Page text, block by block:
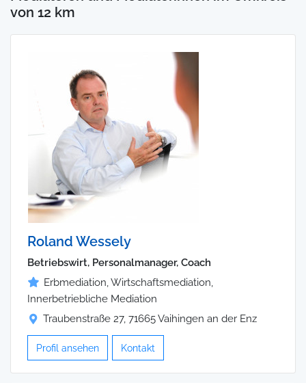
von 12 km
Roland Wessely
Betriebswirt, Personalmanager, Coach
Erbmediation, Wirtschaftsmediation,
Innerbetriebliche Mediation
Traubenstraße 27, 71665 Vaihingen an der Enz
Profil ansehen Kontakt